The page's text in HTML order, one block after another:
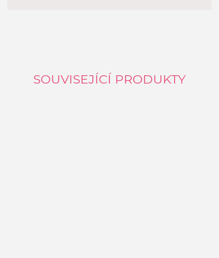
SOUVISEJÍCÍ PRODUKTY